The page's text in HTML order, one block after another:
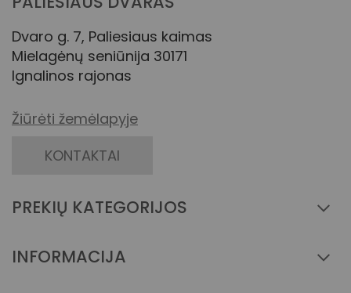
Dvaro g. 7, Paliesiaus kaimas
Mielagėnų seniūnija 30171
Ignalinos rajonas
Žiūrėti žemėlapyje
KONTAKTAI
PREKIŲ KATEGORIJOS
INFORMACIJA